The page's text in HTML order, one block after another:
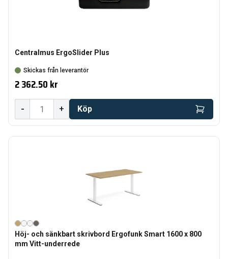
Centralmus ErgoSlider Plus
Skickas från leverantör
2 362.50 kr
- + Köp
Höj- och sänkbart skrivbord Ergofunk Smart 1600 x 800
mm Vitt-underrede